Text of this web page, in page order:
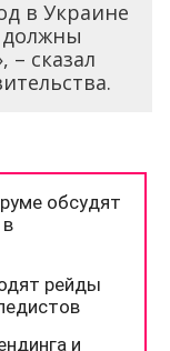
в Украине
– сказал